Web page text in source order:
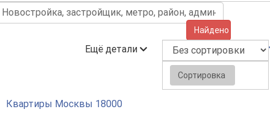
Найдено (1652)
Ещё детали
Сортировка
Квартиры Москвы 18000